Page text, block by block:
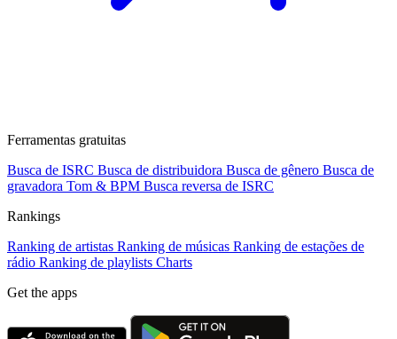
Ferramentas gratuitas
Busca de ISRC Busca de distribuidora Busca de gênero Busca de
gravadora Tom & BPM Busca reversa de ISRC
Rankings
Ranking de artistas Ranking de músicas Ranking de estações de
rádio Ranking de playlists Charts
Get the apps